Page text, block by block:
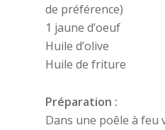
de préférence)
1 jaune d’oeuf
Huile d’olive
Huile de friture
Préparation :
Dans une poêle à feu